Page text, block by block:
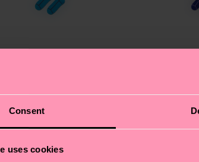
Consent
uses cookies
tenue avec nos chaussettes à
apporte une note de sophistication à
et original, parfait pour faire
style. Cadeau idéal pour : vos amis à